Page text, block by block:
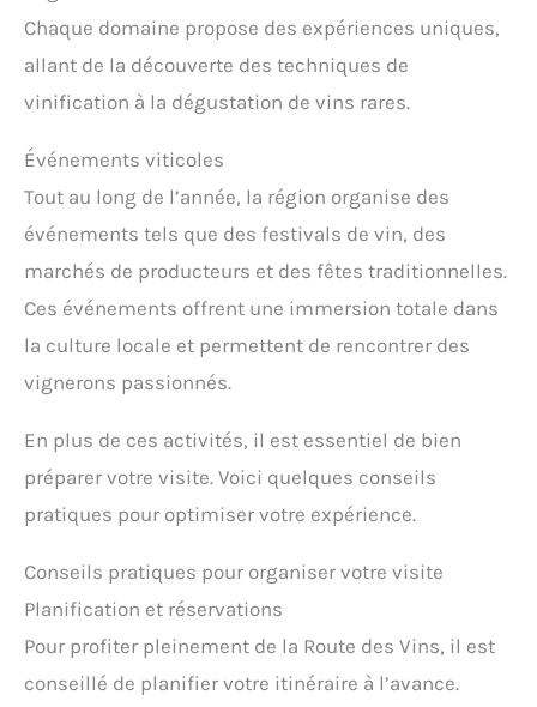
Chaque domaine propose des expériences uniques,
allant de la découverte des techniques de
vinification à la dégustation de vins rares.
Événements viticoles
Tout au long de l’année, la région organise des
événements tels que des festivals de vin, des
marchés de producteurs et des fêtes traditionnelles.
Ces événements offrent une immersion totale dans
la culture locale et permettent de rencontrer des
vignerons passionnés.
En plus de ces activités, il est essentiel de bien
préparer votre visite. Voici quelques conseils
pratiques pour optimiser votre expérience.
Conseils pratiques pour organiser votre visite
Planification et réservations
Pour profiter pleinement de la Route des Vins, il est
conseillé de planifier votre itinéraire à l’avance.